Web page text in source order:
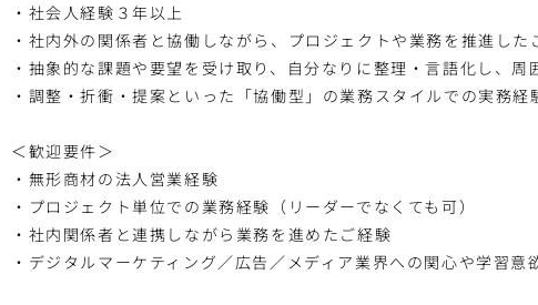
・社会人経験３年以上
・社内外の関係者と協働しながら、プロジェクトや業務を推進した
・抽象的な課題や要望を受け取り、自分なりに整理・言語化し、
・調整・折衝・提案といった「協働型」の業務スタイルでの実務経
＜歓迎要件＞
・無形商材の法人営業経験
・プロジェクト単位での業務経験（リーダーでなくても可）
・社内関係者と連携しながら業務を進めたご経験
・デジタルマーケティング／広告／メディア業界への関心や学習意